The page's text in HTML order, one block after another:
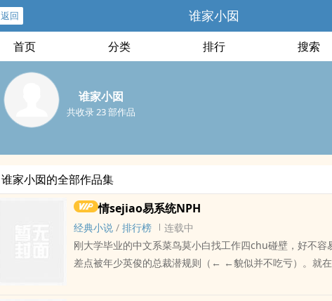
返回 谁家小囡
首页 分类 排行 搜索
谁家小囡
共收录 23 部作品
谁家小囡的全部作品集
情sejiao易系统NPH
经典小说 / 排行榜
连载中
刚大学毕业的中文系菜鸟莫小白找工作四chu碰壁，好不容
差点被年少英俊的总裁潜规则（← ←貌似并不吃亏）。就